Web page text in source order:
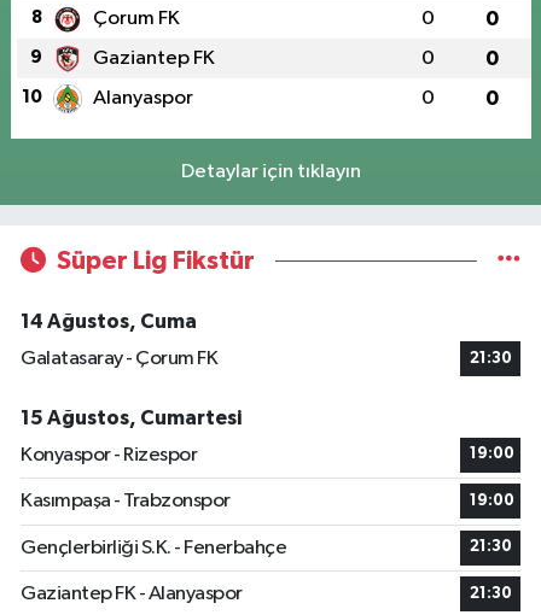
8 Çorum FK 0 0
9 Gaziantep FK 0 0
10 Alanyaspor 0 0
Detaylar için tıklayın
Süper Lig Fikstür
14 Ağustos, Cuma
Galatasaray - Çorum FK
21:30
15 Ağustos, Cumartesi
Konyaspor - Rizespor
19:00
Kasımpaşa - Trabzonspor 19:00
Gençlerbirliği S.K. - Fenerbahçe 21:30
Gaziantep FK - Alanyaspor 21:30